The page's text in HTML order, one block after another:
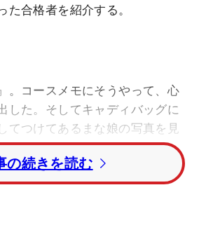
た合格者を紹介する。
。コースメモにそうやって、心
した。そしてキャディバッグに
てつけてあるまな娘の写真を見
ていてくれることも励みにし
と、フッとひとつ息を吐く。こ
（わかな）の合格まで残り数ホ
の続きを読む